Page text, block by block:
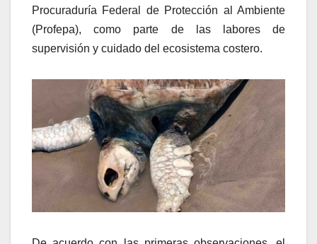
Procuraduría Federal de Protección al Ambiente
(Profepa), como parte de las labores de
supervisión y cuidado del ecosistema costero.